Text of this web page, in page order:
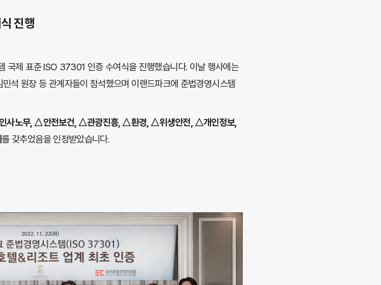
진행
국제 표준 ISO 37301 인증 수여식을 진행했습니다. 이날 행사에는
석 원장 등 관계자들이 참석했으며 이랜드파크에 준법경영시스템
사노무, △안전보건, △관광진흥, △환경, △위생안전, △개인정보,
를 갖추었음을 인정받았습니다.